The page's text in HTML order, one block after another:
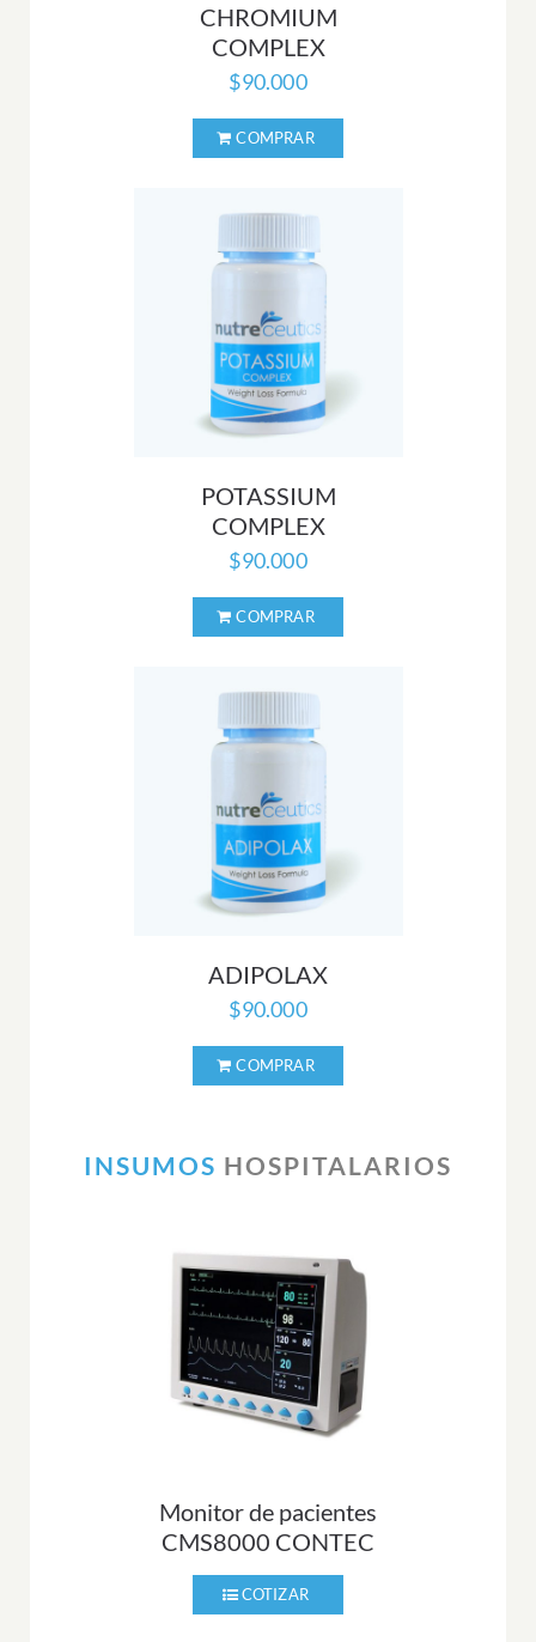
CHROMIUM
COMPLEX
$90.000
POTASSIUM
COMPLEX
$90.000
ADIPOLAX
$90.000
INSUMOS HOSPITALARIOS
Monitor de pacientes
CMS8000 CONTEC